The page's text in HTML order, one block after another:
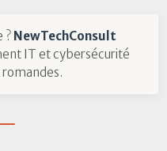
? NewTechConsult
IT et cybersécurité
romandes.